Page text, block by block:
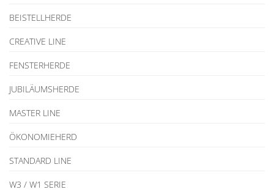
BEISTELLHERDE
CREATIVE LINE
FENSTERHERDE
JUBILÄUMSHERDE
MASTER LINE
ÖKONOMIEHERD
STANDARD LINE
W3 / W1 SERIE